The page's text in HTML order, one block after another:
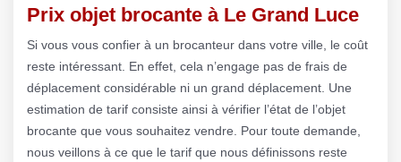
Prix objet brocante à Le Grand Luce
Si vous vous confier à un brocanteur dans votre ville, le coût
reste intéressant. En effet, cela n’engage pas de frais de
déplacement considérable ni un grand déplacement. Une
estimation de tarif consiste ainsi à vérifier l’état de l’objet
brocante que vous souhaitez vendre. Pour toute demande,
nous veillons à ce que le tarif que nous définissons reste